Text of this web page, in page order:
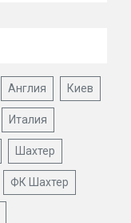
Англия Киев
Италия
Шахтер
ФК Шахтер